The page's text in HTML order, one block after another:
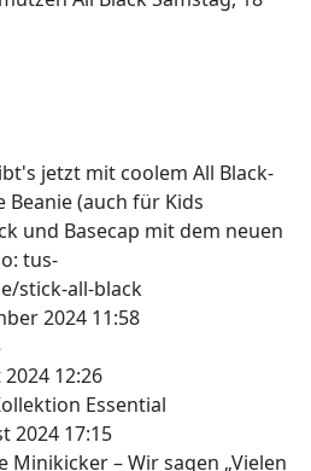
jetzt mit coolem All Black-
Beanie (auch für Kids
und Basecap mit dem neuen
tus-
stick-all-black
2024 11:58
12:26
Essential
2024 17:15
Minikicker – Wir sagen „Vielen